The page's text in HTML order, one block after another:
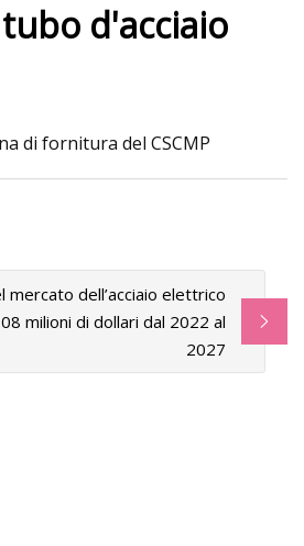
d'acciaio
di fornitura del CSCMP
mercato dell’acciaio elettrico
milioni di dollari dal 2022 al
2027